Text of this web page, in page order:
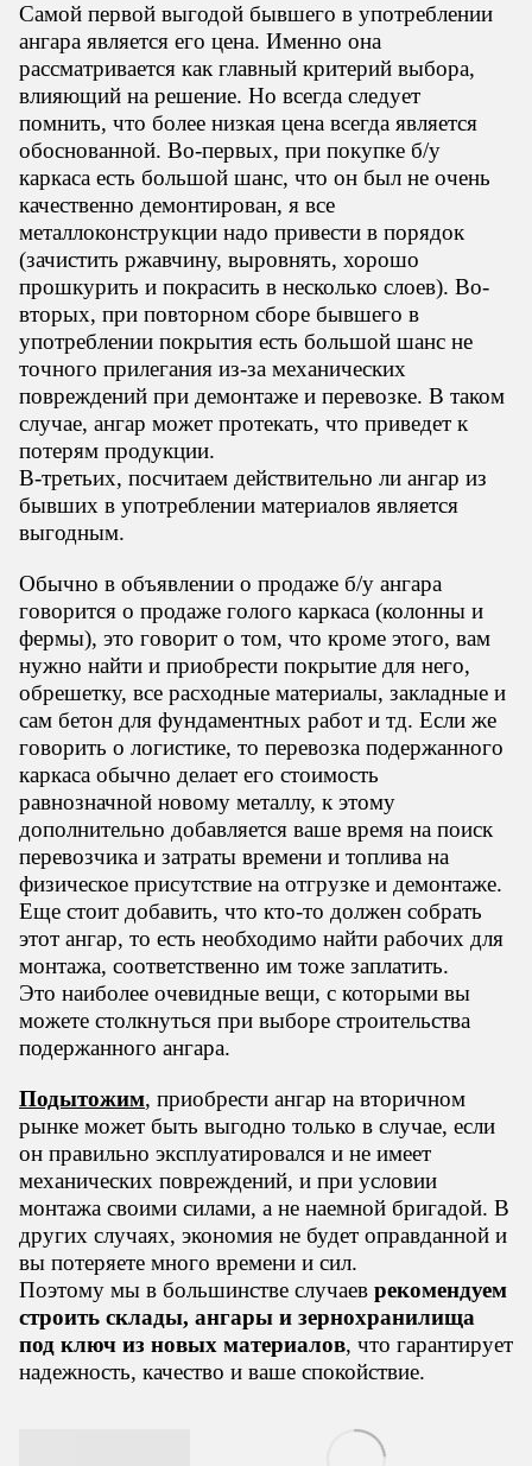
Самой первой выгодой бывшего в употреблении
ангара является его цена. Именно она
рассматривается как главный критерий выбора,
влияющий на решение. Но всегда следует
помнить, что более низкая цена всегда является
обоснованной. Во-первых, при покупке б/у
каркаса есть большой шанс, что он был не очень
качественно демонтирован, я все
металлоконструкции надо привести в порядок
(зачистить ржавчину, выровнять, хорошо
прошкурить и покрасить в несколько слоев). Во-
вторых, при повторном сборе бывшего в
употреблении покрытия есть большой шанс не
точного прилегания из-за механических
повреждений при демонтаже и перевозке. В таком
случае, ангар может протекать, что приведет к
потерям продукции.
В-третьих, посчитаем действительно ли ангар из
бывших в употреблении материалов является
выгодным.
Обычно в объявлении о продаже б/у ангара
говорится о продаже голого каркаса (колонны и
фермы), это говорит о том, что кроме этого, вам
нужно найти и приобрести покрытие для него,
обрешетку, все расходные материалы, закладные и
сам бетон для фундаментных работ и тд. Если же
говорить о логистике, то перевозка подержанного
каркаса обычно делает его стоимость
равнозначной новому металлу, к этому
дополнительно добавляется ваше время на поиск
перевозчика и затраты времени и топлива на
физическое присутствие на отгрузке и демонтаже.
Еще стоит добавить, что кто-то должен собрать
этот ангар, то есть необходимо найти рабочих для
монтажа, соответственно им тоже заплатить.
Это наиболее очевидные вещи, с которыми вы
можете столкнуться при выборе строительства
подержанного ангара.
Подытожим, приобрести ангар на вторичном
рынке может быть выгодно только в случае, если
он правильно эксплуатировался и не имеет
механических повреждений, и при условии
монтажа своими силами, а не наемной бригадой. В
других случаях, экономия не будет оправданной и
вы потеряете много времени и сил.
Поэтому мы в большинстве случаев рекомендуем
строить склады, ангары и зернохранилища
под ключ из новых материалов, что гарантирует
надежность, качество и ваше спокойствие.